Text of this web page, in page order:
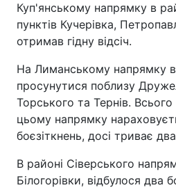
Куп'янському напрямку в
пунктів Кучерівка,
отримав гідну відсіч.
На Лиманському напрямку
просунутися поблизу
Торського та Тернів.
цьому напрямку
боєзіткнень, досі триває
В районі Сіверського
Білогорівки, відбулося два